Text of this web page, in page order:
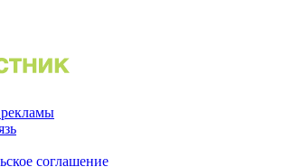
соглашение